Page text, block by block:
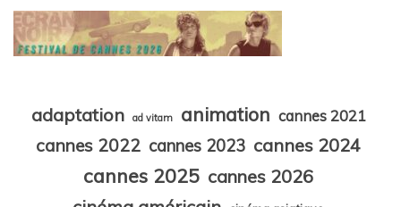
adaptation ad vitam animation cannes 2021
cannes 2022 cannes 2023 cannes 2024
cannes 2025 cannes 2026